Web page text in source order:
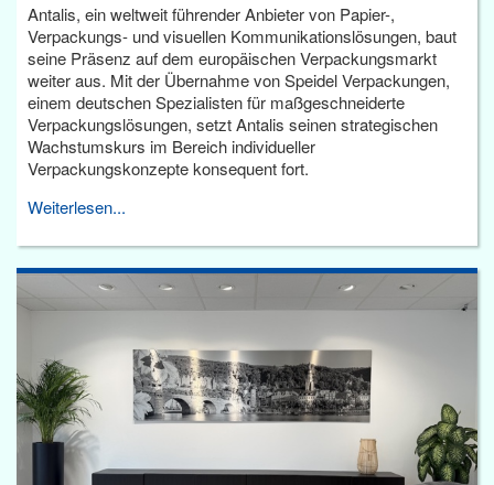
Antalis, ein weltweit führender Anbieter von Papier-,
Verpackungs- und visuellen Kommunikationslösungen, baut
seine Präsenz auf dem europäischen Verpackungsmarkt
weiter aus. Mit der Übernahme von Speidel Verpackungen,
einem deutschen Spezialisten für maßgeschneiderte
Verpackungslösungen, setzt Antalis seinen strategischen
Wachstumskurs im Bereich individueller
Verpackungskonzepte konsequent fort.
Weiterlesen...